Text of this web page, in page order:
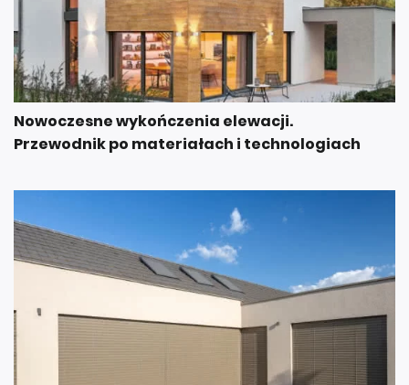
Nowoczesne wykończenia elewacji.
Przewodnik po materiałach i technologiach